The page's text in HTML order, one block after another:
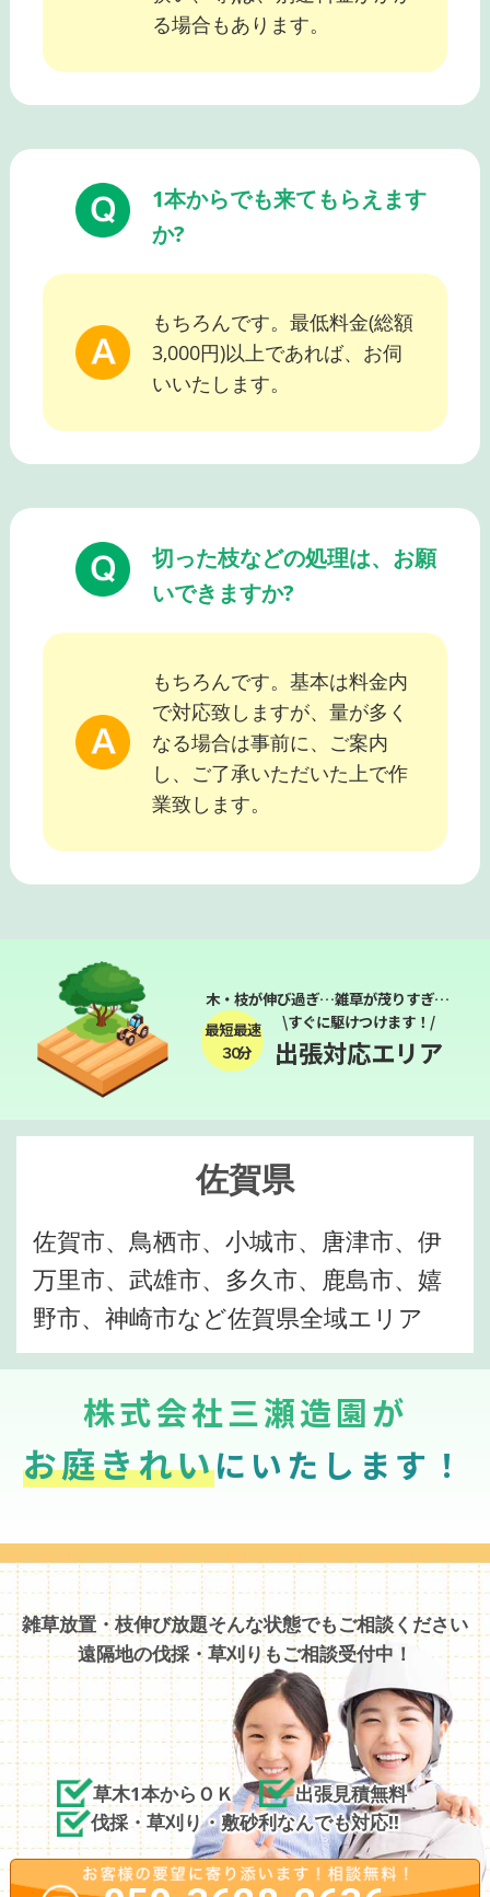
る場合もあります。
1本からでも来てもらえます
か?
もちろんです。最低料金(総額
3,000円)以上であれば、お伺
いいたします。
切った枝などの処理は、お願
いできますか?
もちろんです。基本は料金内
で対応致しますが、量が多く
なる場合は事前に、ご案内
し、ご了承いただいた上で作
業致します。
木・枝が伸び過ぎ…雑草が茂りすぎ…
最短最速
３０分
\すぐに駆けつけます！/
出張対応エリア
佐賀県
佐賀市、鳥栖市、小城市、唐津市、伊
万里市、武雄市、多久市、鹿島市、嬉
野市、神崎市など佐賀県全域エリア
株式会社三瀬造園が
お庭きれいにいたします！
雑草放置・枝伸び放題そんな状態でもご相談ください
遠隔地の伐採・草刈りもご相談受付中！
草木1本からＯＫ
出張見積無料
伐採・草刈り・敷砂利なんでも対応!!